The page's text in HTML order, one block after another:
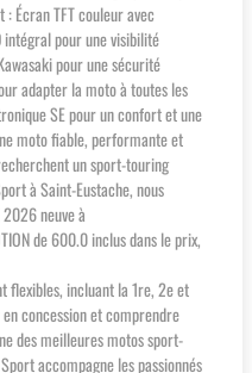
Écran TFT couleur avec
pour une visibilité
pour une sécurité
adapter la moto à toutes les
SE pour un confort et une
moto fiable, performante et
un sport-touring
à Saint-Eustache, nous
neuve à
de 600.0 inclus dans le prix,
flexibles, incluant la 1re, 2e et
concession et comprendre
des meilleures motos sport-
accompagne les passionnés